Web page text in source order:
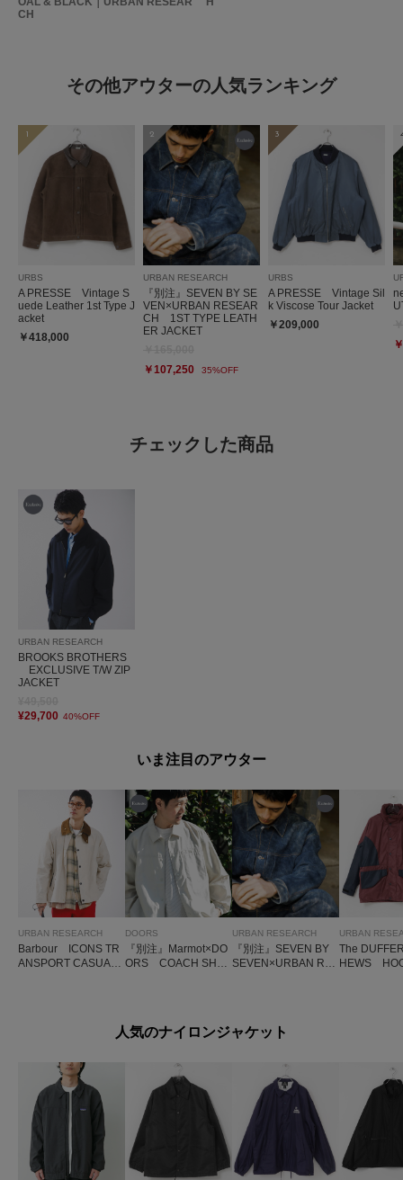
CH
その他アウターの人気ランキング
1
URBS
A PRESSE Vintage S
uede Leather 1st Type J
acket
￥418,000
2
URBAN RESEARCH
『別注』SEVEN BY SE
VEN×URBAN RESEAR
CH 1ST TYPE LEATH
ER JACKET
￥107,250
35%OFF
3
URBS
A PRESSE Vintage Sil
k Viscose Tour Jacket
￥209,000
チェックした商品
URBAN RESEARCH
BROOKS BROTHERS
EXCLUSIVE T/W ZIP
JACKET
¥29,700 40%OFF
いま注目のアウター
URBAN RESEARCH
Barbour ICONS TR
ANSPORT CASUAL
DOORS
『別注』Marmot×DO
ORS COACH SHIR
URBAN RESEARCH
『別注』SEVEN BY
SEVEN×URBAN RE
URBAN
The
HEWS
人気のナイロンジャケット